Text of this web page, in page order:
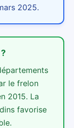
2025.
le frelon
2015. La
favorise